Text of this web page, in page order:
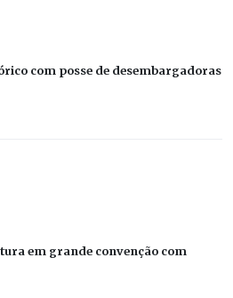
com posse de desembargadoras
em grande convenção com